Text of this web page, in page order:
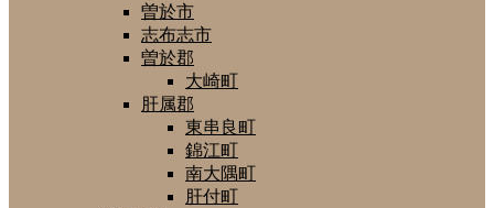
曽於市
志布志市
曽於郡
大崎町
肝属郡
東串良町
錦江町
南大隅町
肝付町